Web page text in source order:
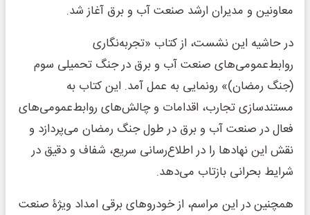
معاونین و مدیران ارشد صنعت آب و برق آغاز شد.
در حاشیه این نشست، از کتاب «تجربه‌نگاری
روابط‌عمومی‌های صنعت آب و برق در جنگ تحمیلی سوم
(جنگ رمضان)» رونمایی به عمل آمد. این کتاب به
مستندسازی تجارب، اقدامات و چالش‌های روابط‌عمومی‌های
فعال در صنعت آب و برق در طول جنگ رمضان می‌پردازد و
نقش این نهادها را در اطلاع‌رسانی سریع، شفاف و دقیق در
شرایط بحرانی بازتاب می‌دهد.
همچنین در این مراسم، از خودروهای برقی امداد ویژۀ صنعت